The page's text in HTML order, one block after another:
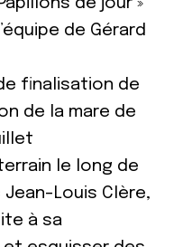
de Gérard
finalisation de
de la mare de
le long de
Jean-Louis Clère,
à sa